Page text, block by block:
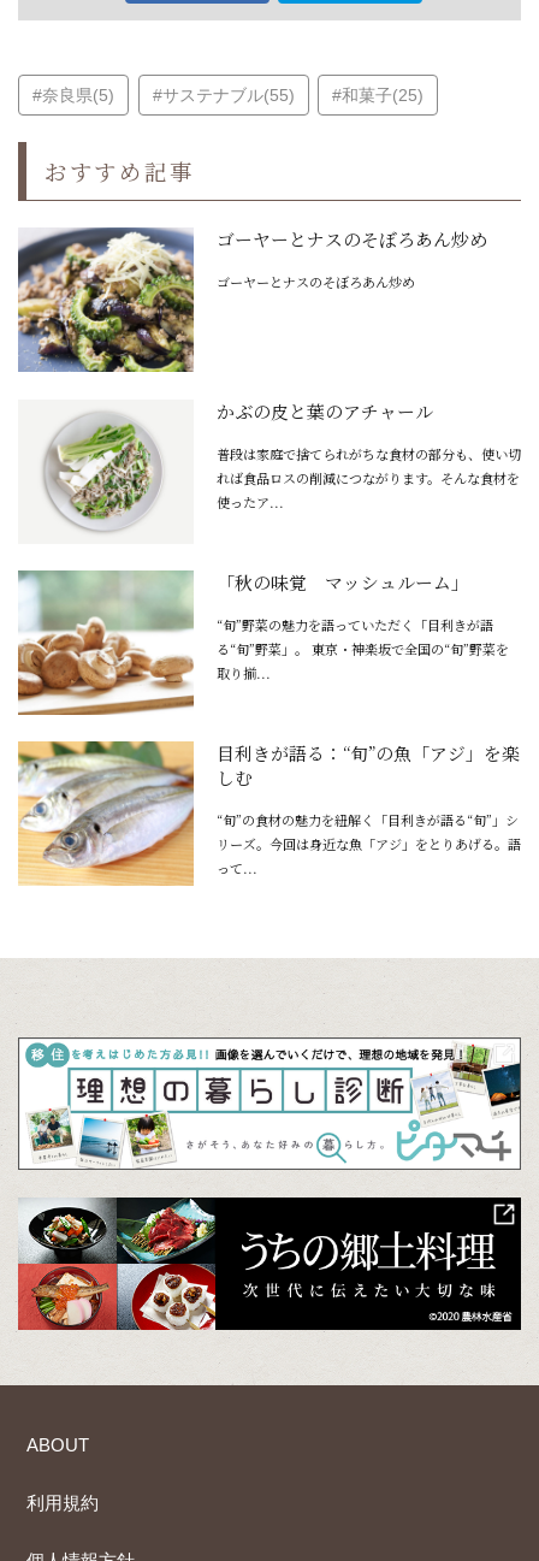
#奈良県(5) #サステナブル(55) #和菓子(25)
おすすめ記事
ゴーヤーとナスのそぼろあん炒め
ゴーヤーとナスのそぼろあん炒め
かぶの皮と葉のアチャール
普段は家庭で捨てられがちな食材の部分も、使い切
れば食品ロスの削減につながります。そんな食材を
使ったア...
「秋の味覚 マッシュルーム」
“旬”野菜の魅力を語っていただく「目利きが語
る“旬”野菜」。 東京・神楽坂で全国の“旬”野菜を
取り揃...
目利きが語る：“旬”の魚「アジ」を楽
しむ
“旬”の食材の魅力を紐解く「目利きが語る“旬”」シ
リーズ。今回は身近な魚「アジ」をとりあげる。語
って...
ABOUT
利用規約